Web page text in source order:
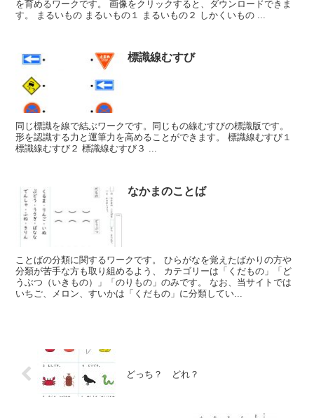
を育めるワークです。 画像をクリックすると、ダウンロードできま
す。 まるいもの まるいもの１ まるいもの２ しかくいもの ...
標識線むすび
同じ標識を線で結ぶワークです。同じもの線むすびの標識版です。
形を認識する力と運筆力を高めることができます。 標識線むすび１
標識線むすび２ 標識線むすび３ ...
なかまのことば
ことばの分類に関するワークです。 ひらがなを覚えたばかりの方や
分類が苦手な方も取り組めるよう、 カテゴリーは「くだもの」「ど
うぶつ（いきもの）」「のりもの」のみです。 なお、当サイトでは
いちご、メロン、すいかは「くだもの」に分類してい...
どっち？ どれ？